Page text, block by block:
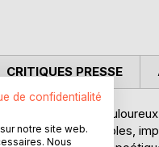
exaltants,
humains sensibles,
CRITIQUES PRESSE
de confidentialité
notre site web.
Nous